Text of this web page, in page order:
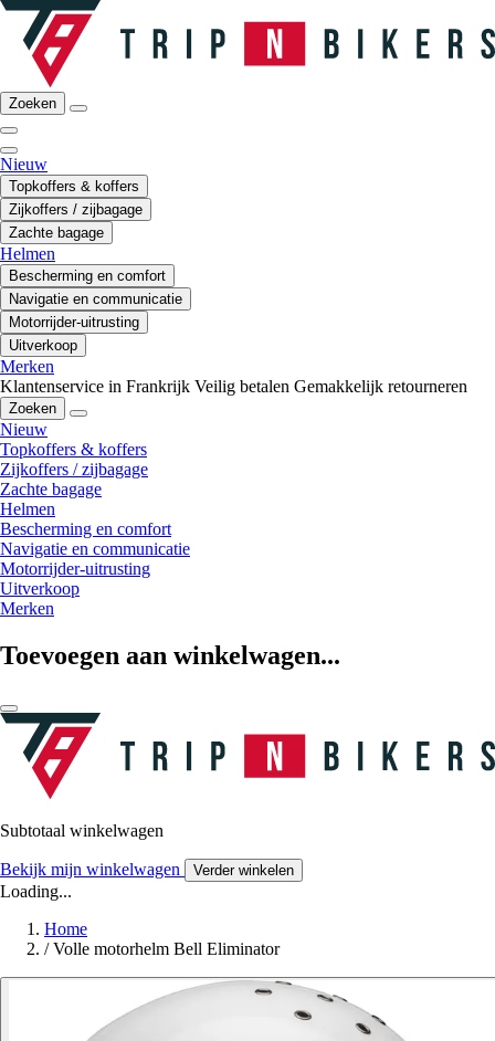
Zoeken
Nieuw
Topkoffers & koffers
Zijkoffers / zijbagage
Zachte bagage
Helmen
Bescherming en comfort
Navigatie en communicatie
Motorrijder-uitrusting
Uitverkoop
Merken
Klantenservice in Frankrijk Veilig betalen Gemakkelijk retourneren
Zoeken
Nieuw
Topkoffers & koffers
Zijkoffers / zijbagage
Zachte bagage
Helmen
Bescherming en comfort
Navigatie en communicatie
Motorrijder-uitrusting
Uitverkoop
Merken
Toevoegen aan winkelwagen...
Subtotaal winkelwagen
Bekijk mijn winkelwagen Verder winkelen
Loading...
Home
/ Volle motorhelm Bell Eliminator